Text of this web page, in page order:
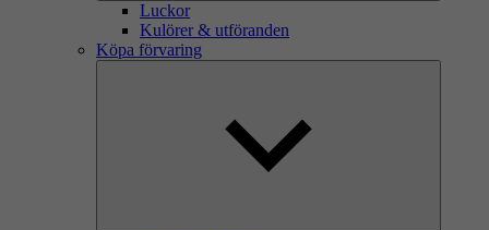
Luckor
Kulörer & utföranden
Köpa förvaring